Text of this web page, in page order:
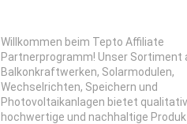
Willkommen beim Tepto Affiliate
Partnerprogramm! Unser Sortiment
Balkonkraftwerken, Solarmodulen,
Wechselrichten, Speichern und
Photovoltaikanlagen bietet qualitativ
hochwertige und nachhaltige